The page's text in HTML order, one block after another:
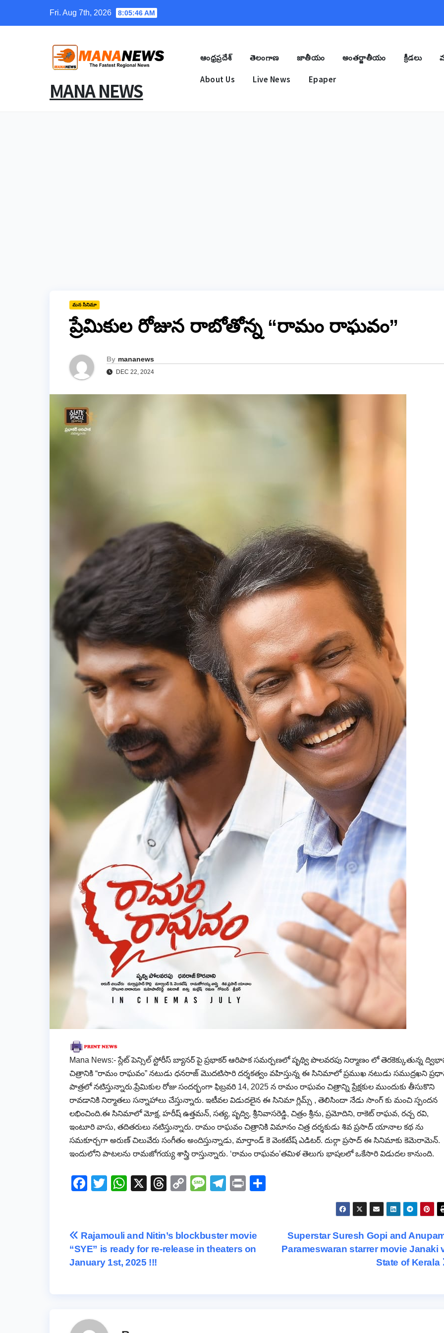
Fri. Aug 7th, 2026 8:05:47 AM
MANA NEWS
ఆంధ్రప్రదేశ్ తెలంగాణ జాతీయం అంతర్జాతీయం క్రీడలు
About Us Live News Epaper
మన సినిమా
ప్రేమికుల రోజున రాబోతోన్న “రామం రాఘవం”
By mananews
DEC 22, 2024
Mana News:- స్లేట్ పెన్సిల్ స్టోరీస్ బ్యానర్ పై ప్రభాకర్ ఆరిపాక సమర్పణలో పృథ్వి పొలవరపు నిర్మాణం లో తెరకెక్కుతున్న
చిత్రానికి “రామం రాఘవం” నటుడు ధనరాజ్ మొదటిసారి దర్శకత్వం వహిస్తున్న ఈ సినిమాలో ప్రముఖ నటుడు సముద్రఖని
పాత్రలో నటిస్తున్నారు.ప్రేమికుల రోజు సందర్భంగా ఫిబ్రవరి 14, 2025 న రామం రాఘవం చిత్రాన్ని ప్రేక్షకుల ముందుకు తీసుకొని
రావడానికి నిర్మాతలు సన్నాహాలు చేస్తున్నారు. ఇటీవల విడుదలైన ఈ సినిమా గ్లిమ్స్ , తెలిసిందా నేడు సాంగ్ కు మంచి స్పందన
లభించింది.ఈ సినిమాలో మోక్ష, హరీష్ ఉత్తమన్, సత్య, పృద్వి, శ్రీనివాసరెడ్డి, చిత్రం శ్రీను, ప్రమోదిని, రాకెట్ రాఘవ, రచ్చ రవి,
ఇంటూరి వాసు, తదితరులు నటిస్తున్నారు. రామం రాఘవం చిత్రానికి విమానం చిత్ర దర్శకుడు శివ ప్రసాద్ యానాల కథ ను
సమకూర్చగా అరుణ్ చిలువేరు సంగీతం అందిస్తున్నాడు, మార్తాండ్ కె వెంకటేష్ ఎడిటర్. దుర్గా ప్రసాద్ ఈ సినిమాకు కెమెరామెన్.
ఇందులోని పాటలను రామజోగయ్య శాస్త్రి రాస్తున్నారు. ‘రామం రాఘవం’తమిళ తెలుగు భాషలలో ఒకేసారి విడుదల కానుంది.
F
e
b
o
T
er
W
s
A
p
X
T
a
d
C
y
Li
M
a
g
T
gr
a
Pr
Post
navigation
Superstar Suresh Gopi and
Parameswaran starrer movie Janaki
State of Kerala
Rajamouli and Nitin’s blockbuster movie
“SYE” is ready for re-release in theaters on
January 1st, 2025 !!!